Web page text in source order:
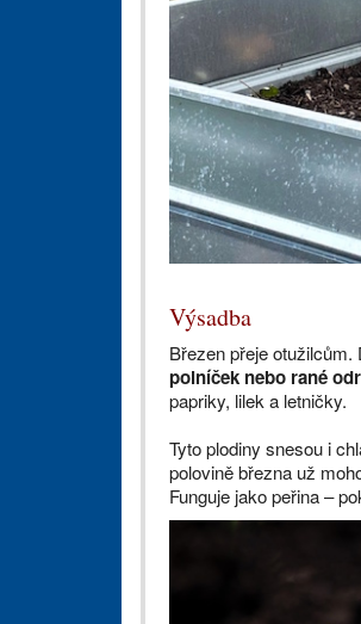
Výsadba
Březen přeje
polníček nebo rané
papriky, lilek a letničky.
Tyto plodiny snesou i
polovině března už
Funguje jako peřina –